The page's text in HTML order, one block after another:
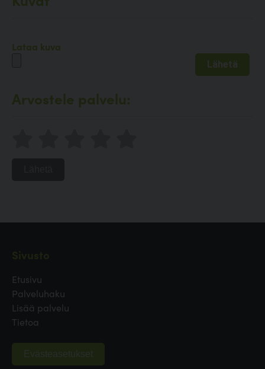
Lataa kuva
Arvostele palvelu:
Etusivu
Palveluhaku
Lisää palvelu
Tietoa
Evästeasetukset